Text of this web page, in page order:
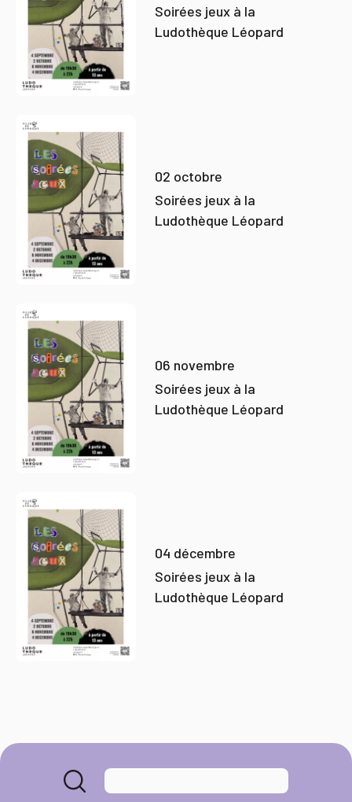
Soirées jeux à la
Ludothèque Léopard
02 octobre
Soirées jeux à la
Ludothèque Léopard
06 novembre
Soirées jeux à la
Ludothèque Léopard
04 décembre
Soirées jeux à la
Ludothèque Léopard